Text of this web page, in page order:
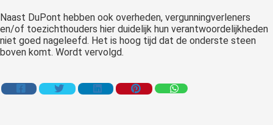
Naast DuPont hebben ook overheden, vergunningverleners
en/of toezichthouders hier duidelijk hun verantwoordelijkheden
niet goed nageleefd. Het is hoog tijd dat de onderste steen
boven komt. Wordt vervolgd.